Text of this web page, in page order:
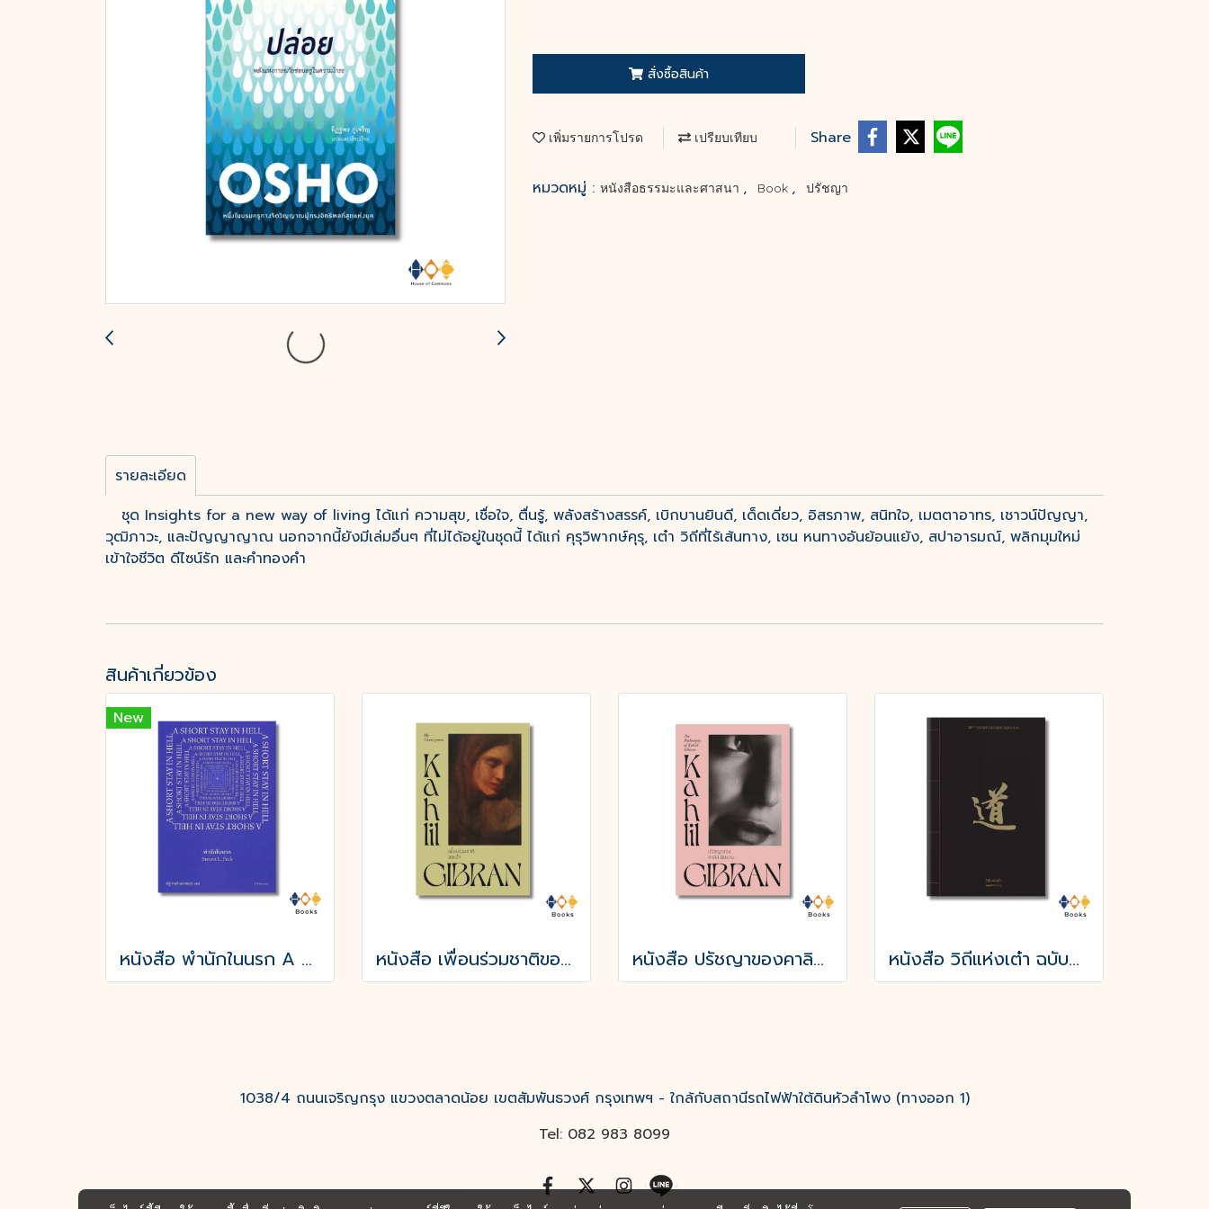
สั่งซื้อสินค้า
เพิ่มรายการโปรด เปรียบเทียบ Share
หมวดหมู่ : หนังสือธรรมะและศาสนา , Book , ปรัชญา
รายละเอียด
ชุด Insights for a new way of living ได้แก่ ความสุข, เชื่อใจ, ตื่นรู้, พลังสร้างสรรค์, เบิกบานยินดี, เด็ดเดี่ยว, อิสรภาพ, สนิทใจ, เมตตาอาทร, เชาวน์ปัญญา,
วุฒิภาวะ, และปัญญาญาณ นอกจากนี้ยังมีเล่มอื่นๆ ที่ไม่ได้อยู่ในชุดนี้ ได้แก่ คุรุวิพากษ์คุรุ, เต๋า วิถีที่ไร้เส้นทาง, เซน หนทางอันย้อนแย้ง, สปาอารมณ์, พลิกมุมใหม่
เข้าใจชีวิต ดีไซน์รัก และคำทองคำ
สินค้าเกี่ยวข้อง
New
หนังสือ พำนักในนรก A SHORT STAY IN HELL หนังสือ เพื่อนร่วมชาติของข้า หนังสือ ปรัชญาของคาลิล ยิบราน หนังสือ วิถีแห่งเต๋า ฉบับครบรอบ 50 ปี
1038/4 ถนนเจริญกรุง แขวงตลาดน้อย เขตสัมพันธวงศ์ กรุงเทพฯ - ใกล้กับสถานีรถไฟฟ้าใต้ดินหัวลำโพง (ทางออก 1)
Tel: 082 983 8099